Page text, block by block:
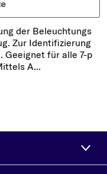
der Beleuchtungs
Zur Identifizierung
Geeignet für alle 7-p
A...